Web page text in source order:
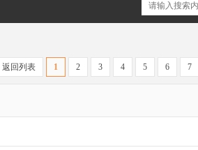
1 2 3 4 5 6 7
返回列表